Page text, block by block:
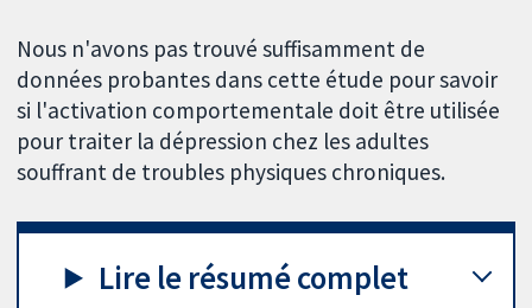
Nous n'avons pas trouvé suffisamment de
données probantes dans cette étude pour savoir
si l'activation comportementale doit être utilisée
pour traiter la dépression chez les adultes
souffrant de troubles physiques chroniques.
Lire le résumé complet